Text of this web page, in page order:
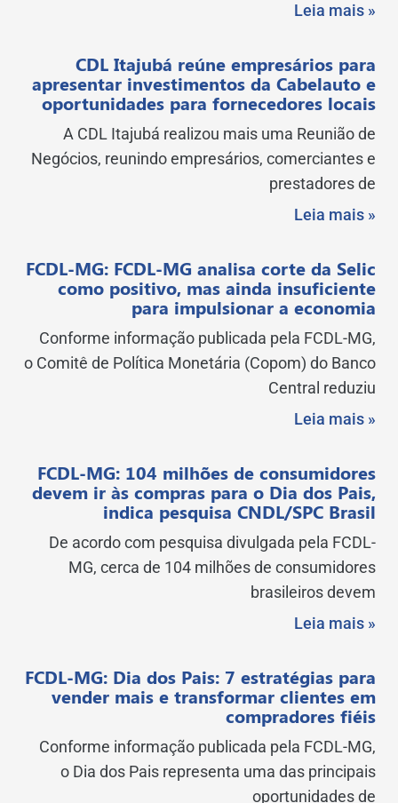
Leia mais »
CDL Itajubá reúne empresários para
apresentar investimentos da Cabelauto e
oportunidades para fornecedores locais
A CDL Itajubá realizou mais uma Reunião de
Negócios, reunindo empresários, comerciantes e
prestadores de
Leia mais »
FCDL-MG: FCDL-MG analisa corte da Selic
como positivo, mas ainda insuficiente
para impulsionar a economia
Conforme informação publicada pela FCDL-MG,
o Comitê de Política Monetária (Copom) do Banco
Central reduziu
Leia mais »
FCDL-MG: 104 milhões de consumidores
devem ir às compras para o Dia dos Pais,
indica pesquisa CNDL/SPC Brasil
De acordo com pesquisa divulgada pela FCDL-
MG, cerca de 104 milhões de consumidores
brasileiros devem
Leia mais »
FCDL-MG: Dia dos Pais: 7 estratégias para
vender mais e transformar clientes em
compradores fiéis
Conforme informação publicada pela FCDL-MG,
o Dia dos Pais representa uma das principais
oportunidades de